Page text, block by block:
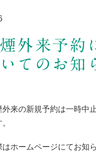
外来予約
てのお知
外来の新規予約は一時中
はホームページにてお知